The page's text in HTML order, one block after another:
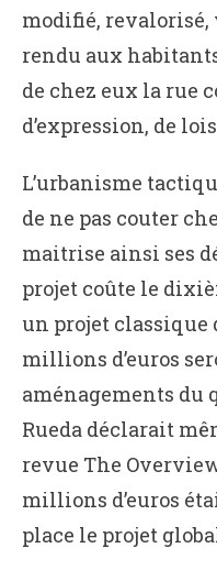
modifié, revalorisé,
rendu aux
de chez eux la rue
d’expression, de
L’urbanisme
de ne pas couter
maitrise ainsi ses
projet coûte le
un projet classique
millions d’euros
aménagements du
Rueda déclarait
revue The
millions d’euros
place le projet